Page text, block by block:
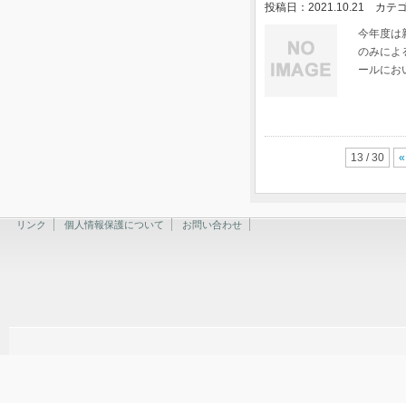
投稿日：2021.10.21 カテ
今年度は
のみによ
ールにお
13 / 30
リンク 個人情報保護について お問い合わせ